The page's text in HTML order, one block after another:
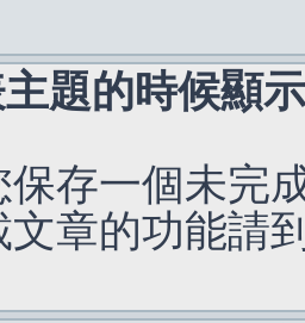
題的時候顯
保存一個未完
文章的功能請